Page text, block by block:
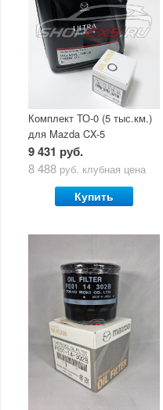
Комплект ТО-0 (5 тыс.км.)
для Mazda CX-5
(двигатель 2.0/2.5) с
маслом Mazda Original Oil
9 431 руб.
8 488 руб. клубная цена
Купить